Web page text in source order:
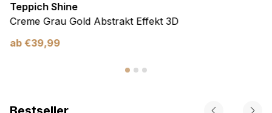
Teppich Shine
Creme Grau Gold Abstrakt Effekt 3D
ab €39,99